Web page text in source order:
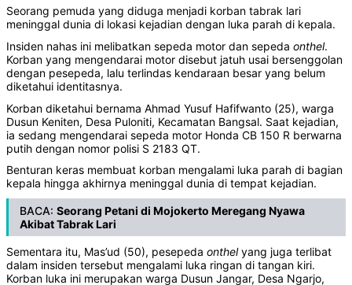
Seorang pemuda yang diduga menjadi korban tabrak lari
meninggal dunia di lokasi kejadian dengan luka parah di kepala.
Insiden nahas ini melibatkan sepeda motor dan sepeda onthel.
Korban yang mengendarai motor disebut jatuh usai bersenggolan
dengan pesepeda, lalu terlindas kendaraan besar yang belum
diketahui identitasnya.
Korban diketahui bernama Ahmad Yusuf Hafifwanto (25), warga
Dusun Keniten, Desa Puloniti, Kecamatan Bangsal. Saat kejadian,
ia sedang mengendarai sepeda motor Honda CB 150 R berwarna
putih dengan nomor polisi S 2183 QT.
Benturan keras membuat korban mengalami luka parah di bagian
kepala hingga akhirnya meninggal dunia di tempat kejadian.
BACA: Seorang Petani di Mojokerto Meregang Nyawa
Akibat Tabrak Lari
Sementara itu, Mas’ud (50), pesepeda onthelyang juga terlibat
dalam insiden tersebut mengalami luka ringan di tangan kiri.
Korban luka ini merupakan warga Dusun Jangar, Desa Ngarjo,